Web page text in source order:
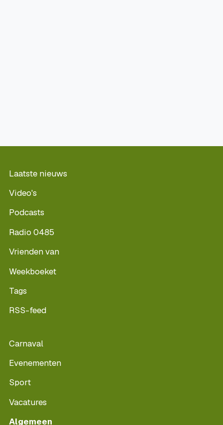
Laatste nieuws
Video's
Podcasts
Radio 0485
Vrienden van
Weekboeket
Tags
RSS-feed
Carnaval
Evenementen
Sport
Vacatures
Algemeen